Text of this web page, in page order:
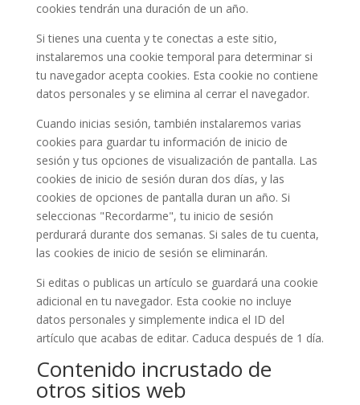
cookies tendrán una duración de un año.
Si tienes una cuenta y te conectas a este sitio,
instalaremos una cookie temporal para determinar si
tu navegador acepta cookies. Esta cookie no contiene
datos personales y se elimina al cerrar el navegador.
Cuando inicias sesión, también instalaremos varias
cookies para guardar tu información de inicio de
sesión y tus opciones de visualización de pantalla. Las
cookies de inicio de sesión duran dos días, y las
cookies de opciones de pantalla duran un año. Si
seleccionas "Recordarme", tu inicio de sesión
perdurará durante dos semanas. Si sales de tu cuenta,
las cookies de inicio de sesión se eliminarán.
Si editas o publicas un artículo se guardará una cookie
adicional en tu navegador. Esta cookie no incluye
datos personales y simplemente indica el ID del
artículo que acabas de editar. Caduca después de 1 día.
Contenido incrustado de
otros sitios web